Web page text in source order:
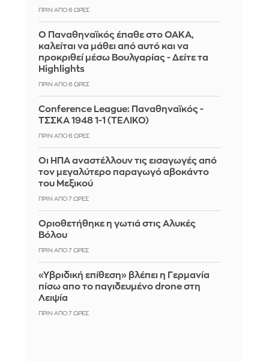
ΠΡΙΝ ΑΠΌ 6 ΏΡΕΣ
Ο Παναθηναϊκός έπαθε στο ΟΑΚΑ,
καλείται να μάθει από αυτό και να
προκριθεί μέσω Βουλγαρίας - Δείτε τα
Highlights
ΠΡΙΝ ΑΠΌ 6 ΏΡΕΣ
Conference League: Παναθηναϊκός -
ΤΣΣΚΑ 1948 1-1 (ΤΕΛΙΚΟ)
ΠΡΙΝ ΑΠΌ 6 ΏΡΕΣ
Οι ΗΠΑ αναστέλλουν τις εισαγωγές από
τον μεγαλύτερο παραγωγό αβοκάντο
του Μεξικού
ΠΡΙΝ ΑΠΌ 7 ΏΡΕΣ
Οριοθετήθηκε η γωτιά στις Αλυκές
Βόλου
ΠΡΙΝ ΑΠΌ 7 ΏΡΕΣ
«Υβριδική επίθεση» βλέπει η Γερμανία
πίσω απο το παγιδευμένο drone στη
Λειψία
ΠΡΙΝ ΑΠΌ 7 ΏΡΕΣ